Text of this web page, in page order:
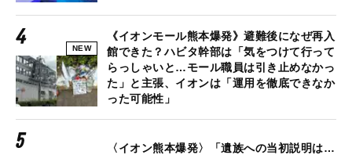
NEW
《イオンモール熊本爆発》避難後になぜ再入
館できた？ハビタ幹部は「気をつけて行って
らっしゃいと…モール職員は引き止めなかっ
た」と主張、イオンは「運用を徹底できなか
った可能性」
〈イオン熊本爆発〉「遺族への当初説明は…